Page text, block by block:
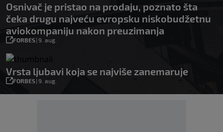
Osnivač je pristao na prodaju, poznato šta
čeka drugu najveću evropsku niskobudžetnu
aviokompaniju nakon preuzimanja
FORBES| 9. aug.
Vrsta ljubavi koja se najviše zanemaruje
FORBES| 9. aug.